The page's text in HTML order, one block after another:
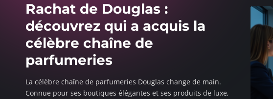
Rachat de Douglas :
découvrez qui a acquis la
célèbre chaîne de
parfumeries
La célèbre chaîne de parfumeries Douglas change de main.
Connue pour ses boutiques élégantes et ses produits de luxe,